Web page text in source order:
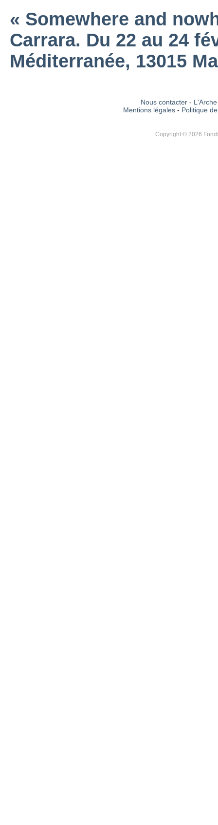
« Somewhere and
Carrara. Du 22 au 24
Méditerranée, 13015
Nous contacter-
Mentions légales - Politique
Copyright © 2026